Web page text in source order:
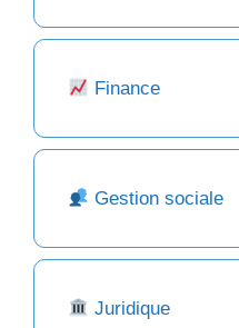
Finance
Gestion sociale
Juridique